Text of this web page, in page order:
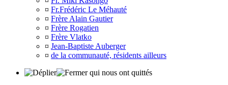
¤ Fr.Frédéric Le Méhauté
¤ Frère Alain Gautier
¤ Frère Rogatien
¤ Frère Vlatko
¤ Jean-Baptiste Auberger
¤ de la communauté, résidents ailleurs
qui nous ont quittés